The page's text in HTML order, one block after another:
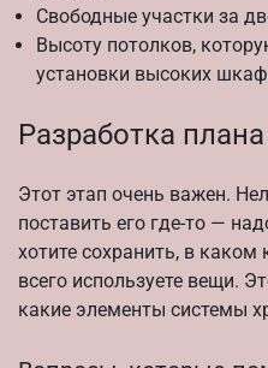
Свободные участки за
Высоту потолков,
установки высоких
Разработка плана
Этот этап очень важен.
поставить его где-то —
хотите сохранить, в каком
всего используете вещи.
какие элементы системы